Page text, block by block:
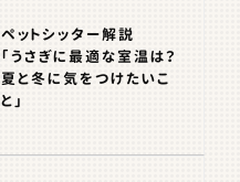
ペットシッター解説
「うさぎに最適な室温は？
夏と冬に気をつけたいこ
と」